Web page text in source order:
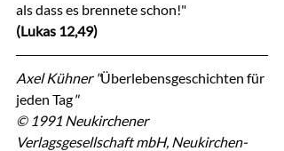
als dass es brennete schon!"
(Lukas 12,49)
Axel Kühner "Überlebensgeschichten für
jeden Tag"
© 1991 Neukirchener
Verlagsgesellschaft mbH, Neukirchen-